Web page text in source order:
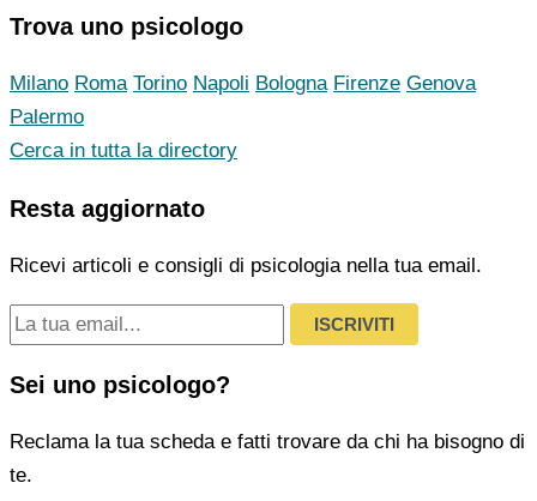
Trova uno psicologo
Milano Roma Torino Napoli Bologna Firenze Genova
Palermo
Cerca in tutta la directory
Resta aggiornato
Ricevi articoli e consigli di psicologia nella tua email.
ISCRIVITI
Sei uno psicologo?
Reclama la tua scheda e fatti trovare da chi ha bisogno di
te.